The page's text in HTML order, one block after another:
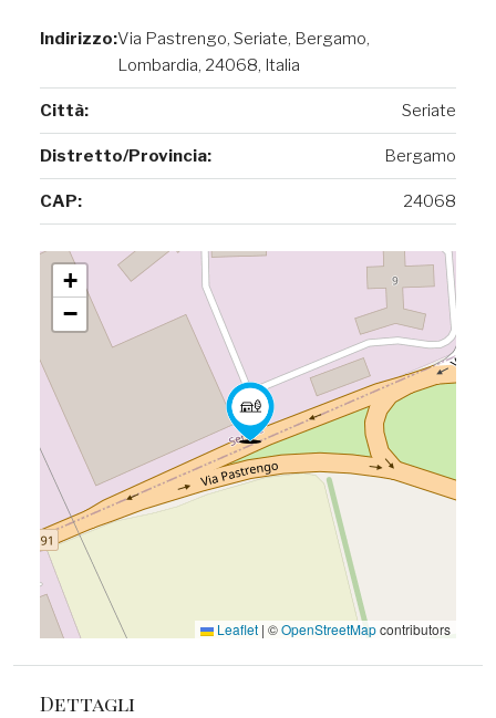
Indirizzo:Via Pastrengo, Seriate, Bergamo,
Lombardia, 24068, Italia
Città: Seriate
Distretto/Provincia: Bergamo
CAP: 24068
+
−
Leaflet | ©OpenStreetMapcontributors
Dettagli